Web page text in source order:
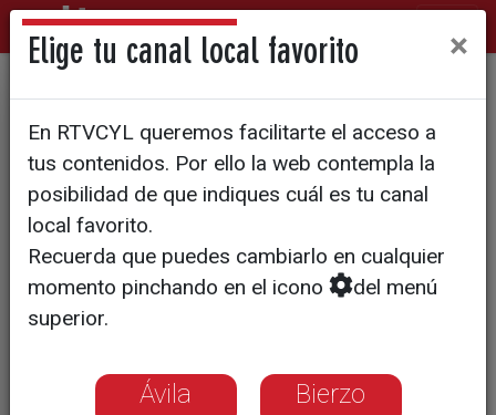
El Archivo Diocesano de
Valladolid nos muestra sus
tesoros
Elige tu canal local favorito ×
En RTVCYL queremos facilitarte el acceso a
tus contenidos. Por ello la web contempla la
posibilidad de que indiques cuál es tu canal
local favorito.
Recuerda que puedes cambiarlo en cualquier
momento pinchando en el icono
del menú
superior.
Ávila Bierzo